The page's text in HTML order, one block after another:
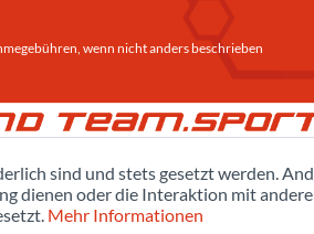
wenn nicht anders beschrieben
sind und stets gesetzt werden.
dienen oder die Interaktion mit
Mehr Informationen